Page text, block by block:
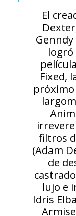
El
Fixed,
próximo
filtros
(Adam
de
lujo e
Idris